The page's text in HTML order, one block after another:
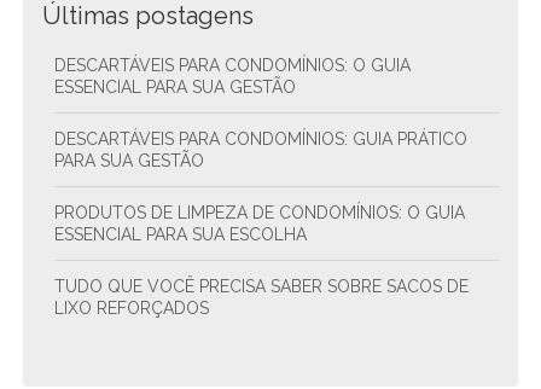
Últimas postagens
DESCARTÁVEIS PARA CONDOMÍNIOS: O GUIA
ESSENCIAL PARA SUA GESTÃO
DESCARTÁVEIS PARA CONDOMÍNIOS: GUIA PRÁTICO
PARA SUA GESTÃO
PRODUTOS DE LIMPEZA DE CONDOMÍNIOS: O GUIA
ESSENCIAL PARA SUA ESCOLHA
TUDO QUE VOCÊ PRECISA SABER SOBRE SACOS DE
LIXO REFORÇADOS